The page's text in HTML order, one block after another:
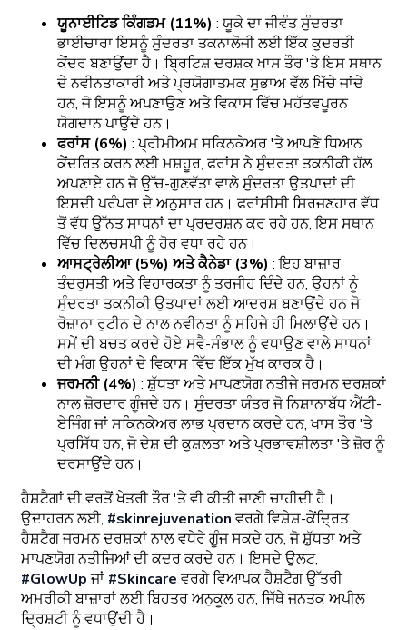
ਯੂਨਾਈਟਿਡ ਕਿੰਗਡਮ (11%) : ਯੂਕੇ ਦਾ ਜੀਵੰਤ ਸੁੰਦਰਤਾ
ਭਾਈਚਾਰਾ ਇਸਨੂੰ ਸੁੰਦਰਤਾ ਤਕਨਾਲੋਜੀ ਲਈ ਇੱਕ ਕੁਦਰਤੀ
ਕੇਂਦਰ ਬਣਾਉਂਦਾ ਹੈ। ਬ੍ਰਿਟਿਸ਼ ਦਰਸ਼ਕ ਖਾਸ ਤੌਰ 'ਤੇ ਇਸ ਸਥਾਨ
ਦੇ ਨਵੀਨਤਾਕਾਰੀ ਅਤੇ ਪ੍ਰਯੋਗਾਤਮਕ ਸੁਭਾਅ ਵੱਲ ਖਿੱਚੇ ਜਾਂਦੇ
ਹਨ, ਜੋ ਇਸਨੂੰ ਅਪਣਾਉਣ ਅਤੇ ਵਿਕਾਸ ਵਿੱਚ ਮਹੱਤਵਪੂਰਨ
ਯੋਗਦਾਨ ਪਾਉਂਦੇ ਹਨ।
ਫਰਾਂਸ (6%) : ਪ੍ਰੀਮੀਅਮ ਸਕਿਨਕੇਅਰ 'ਤੇ ਆਪਣੇ ਧਿਆਨ
ਕੇਂਦਰਿਤ ਕਰਨ ਲਈ ਮਸ਼ਹੂਰ, ਫਰਾਂਸ ਨੇ ਸੁੰਦਰਤਾ ਤਕਨੀਕੀ ਹੱਲ
ਅਪਣਾਏ ਹਨ ਜੋ ਉੱਚ-ਗੁਣਵੱਤਾ ਵਾਲੇ ਸੁੰਦਰਤਾ ਉਤਪਾਦਾਂ ਦੀ
ਇਸਦੀ ਪਰੰਪਰਾ ਦੇ ਅਨੁਸਾਰ ਹਨ। ਫਰਾਂਸੀਸੀ ਸਿਰਜਣਹਾਰ ਵੱਧ
ਤੋਂ ਵੱਧ ਉੱਨਤ ਸਾਧਨਾਂ ਦਾ ਪ੍ਰਦਰਸ਼ਨ ਕਰ ਰਹੇ ਹਨ, ਇਸ ਸਥਾਨ
ਵਿੱਚ ਦਿਲਚਸਪੀ ਨੂੰ ਹੋਰ ਵਧਾ ਰਹੇ ਹਨ।
ਆਸਟ੍ਰੇਲੀਆ (5%) ਅਤੇ ਕੈਨੇਡਾ (3%) : ਇਹ ਬਾਜ਼ਾਰ
ਤੰਦਰੁਸਤੀ ਅਤੇ ਵਿਹਾਰਕਤਾ ਨੂੰ ਤਰਜੀਹ ਦਿੰਦੇ ਹਨ, ਉਹਨਾਂ ਨੂੰ
ਸੁੰਦਰਤਾ ਤਕਨੀਕੀ ਉਤਪਾਦਾਂ ਲਈ ਆਦਰਸ਼ ਬਣਾਉਂਦੇ ਹਨ ਜੋ
ਰੋਜ਼ਾਨਾ ਰੁਟੀਨ ਦੇ ਨਾਲ ਨਵੀਨਤਾ ਨੂੰ ਸਹਿਜੇ ਹੀ ਮਿਲਾਉਂਦੇ ਹਨ।
ਸਮੇਂ ਦੀ ਬਚਤ ਕਰਦੇ ਹੋਏ ਸਵੈ-ਸੰਭਾਲ ਨੂੰ ਵਧਾਉਣ ਵਾਲੇ ਸਾਧਨਾਂ
ਦੀ ਮੰਗ ਉਹਨਾਂ ਦੇ ਵਿਕਾਸ ਵਿੱਚ ਇੱਕ ਮੁੱਖ ਕਾਰਕ ਹੈ।
ਜਰਮਨੀ (4%) : ਸ਼ੁੱਧਤਾ ਅਤੇ ਮਾਪਣਯੋਗ ਨਤੀਜੇ ਜਰਮਨ ਦਰਸ਼ਕਾਂ
ਨਾਲ ਜ਼ੋਰਦਾਰ ਗੂੰਜਦੇ ਹਨ। ਸੁੰਦਰਤਾ ਯੰਤਰ ਜੋ ਨਿਸ਼ਾਨਾਬੱਧ ਐਂਟੀ-
ਏਜਿੰਗ ਜਾਂ ਸਕਿਨਕੇਅਰ ਲਾਭ ਪ੍ਰਦਾਨ ਕਰਦੇ ਹਨ, ਖਾਸ ਤੌਰ 'ਤੇ
ਪ੍ਰਸਿੱਧ ਹਨ, ਜੋ ਦੇਸ਼ ਦੀ ਕੁਸ਼ਲਤਾ ਅਤੇ ਪ੍ਰਭਾਵਸ਼ੀਲਤਾ 'ਤੇ ਜ਼ੋਰ ਨੂੰ
ਦਰਸਾਉਂਦੇ ਹਨ।
ਹੈਸ਼ਟੈਗਾਂ ਦੀ ਵਰਤੋਂ ਖੇਤਰੀ ਤੌਰ 'ਤੇ ਵੀ ਕੀਤੀ ਜਾਣੀ ਚਾਹੀਦੀ ਹੈ।
ਉਦਾਹਰਨ ਲਈ, #skinrejuvenation ਵਰਗੇ ਵਿਸ਼ੇਸ਼-ਕੇਂਦ੍ਰਿਤ
ਹੈਸ਼ਟੈਗ ਜਰਮਨ ਦਰਸ਼ਕਾਂ ਨਾਲ ਵਧੇਰੇ ਗੂੰਜ ਸਕਦੇ ਹਨ, ਜੋ ਸ਼ੁੱਧਤਾ ਅਤੇ
ਮਾਪਣਯੋਗ ਨਤੀਜਿਆਂ ਦੀ ਕਦਰ ਕਰਦੇ ਹਨ। ਇਸਦੇ ਉਲਟ,
#GlowUpਜਾਂ #Skincare ਵਰਗੇ ਵਿਆਪਕ ਹੈਸ਼ਟੈਗ ਉੱਤਰੀ
ਅਮਰੀਕੀ ਬਾਜ਼ਾਰਾਂ ਲਈ ਬਿਹਤਰ ਅਨੁਕੂਲ ਹਨ, ਜਿੱਥੇ ਜਨਤਕ ਅਪੀਲ
ਦ੍ਰਿਸ਼ਟੀ ਨੂੰ ਵਧਾਉਂਦੀ ਹੈ।